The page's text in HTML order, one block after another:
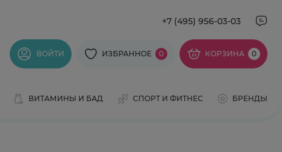
+7 (495) 956-03-03
ВОЙТИ ИЗБРАННОЕ 0 КОРЗИНА 0
ВИТАМИНЫ И БАД СПОРТ И ФИТНЕС БРЕНДЫ